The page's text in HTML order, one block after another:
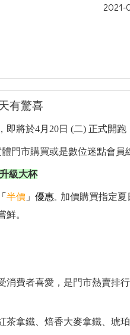
2021-
有驚喜
將於4月20日 (二) 正式開跑
門市購買或是數位迷點會員
級大杯
「 半價 」 優惠。 加價購買指定
鮮。
費者喜愛，是門市熱賣排
拿鐵、焙香大麥拿鐵、琥